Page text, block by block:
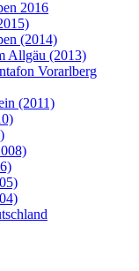
2016
(2014)
Allgäu (2013)
Vorarlberg
(2011)